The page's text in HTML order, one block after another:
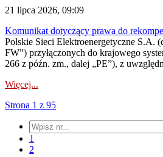
21 lipca 2026, 09:09
Komunikat dotyczący prawa do
Polskie Sieci Elektroenergetyczne S.A.
FW”) przyłączonych do krajowego
266 z późn. zm., dalej „PE”), z
Więcej...
Strona 1 z 95
1
2